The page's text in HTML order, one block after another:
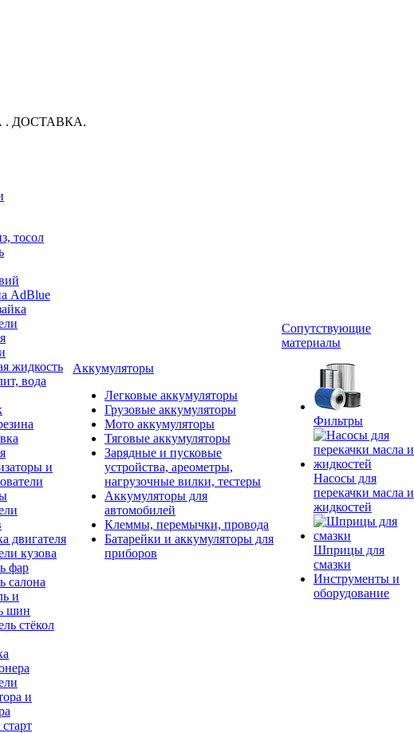
. ДОСТАВКА.
тосол
AdBlue
жидкость
вода
и
двигателя
кузова
фар
салона
и
шин
стёкол
и
Аккумуляторы
Легковые аккумуляторы
Грузовые аккумуляторы
Мото аккумуляторы
Тяговые аккумуляторы
Зарядные и пусковые
устройства, ареометры,
нагрузочные вилки, тестеры
Аккумуляторы для
автомобилей
Клеммы, перемычки, провода
Батарейки и аккумуляторы для
приборов
Сопутствующие
материалы
Фильтры
Насосы для
перекачки масла и
жидкостей
Шприцы для
смазки
Инструменты и
оборудование